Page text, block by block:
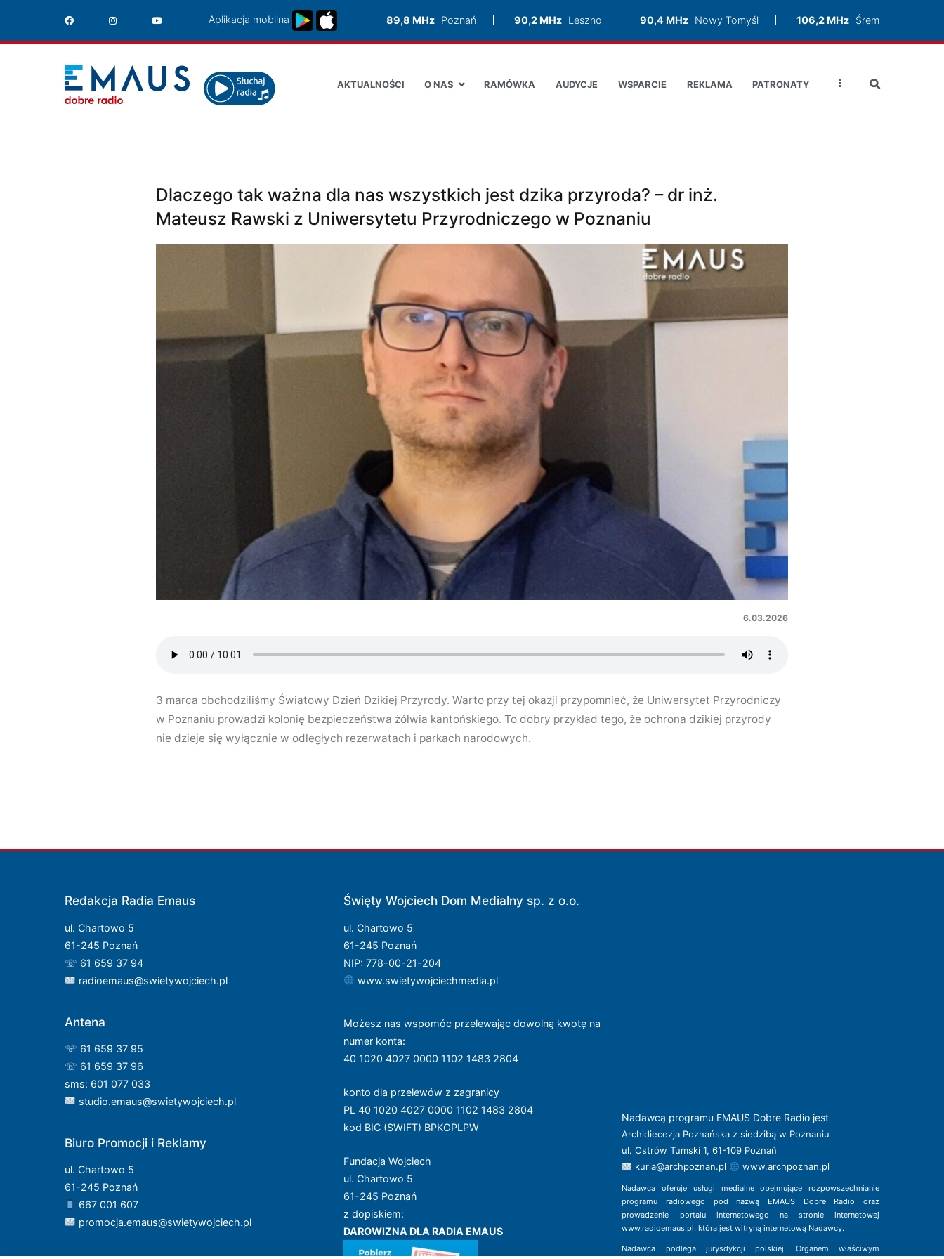
treści
89,8 MHz Poznań 90,2 MHz Leszno 90,4 MHz Nowy Tomyśl 106,2 MHz Śrem
Aplikacja mobilna
AKTUALNOŚCI O NAS RAMÓWKA AUDYCJE WSPARCIE REKLAMA PATRONATY
Dlaczego tak ważna dla nas wszystkich jest dzika przyroda? – dr inż.
Mateusz Rawski z Uniwersytetu Przyrodniczego w Poznaniu
6.03.2026
3 marca obchodziliśmy Światowy Dzień Dzikiej Przyrody. Warto przy tej okazji przypomnieć, że Uniwersytet Przyrodniczy
w Poznaniu prowadzi kolonię bezpieczeństwa żółwia kantońskiego. To dobry przykład tego, że ochrona dzikiej przyrody
nie dzieje się wyłącznie w odległych rezerwatach i parkach narodowych.
Redakcja Radia Emaus
ul. Chartowo 5
61-245 Poznań
☏ 61 659 37 94
radioemaus@swietywojciech.pl
Antena
☏ 61 659 37 95
☏ 61 659 37 96
sms: 601 077 033
studio.emaus@swietywojciech.pl
Biuro Promocji i Reklamy
ul. Chartowo 5
61-245 Poznań
667 001 607
promocja.emaus@swietywojciech.pl
Święty Wojciech Dom Medialny sp. z o.o.
ul. Chartowo 5
61-245 Poznań
NIP: 778-00-21-204
www.swietywojciechmedia.pl
Możesz nas wspomóc przelewając dowolną kwotę na
numer konta:
40 1020 4027 0000 1102 1483 2804
konto dla przelewów z zagranicy
PL 40 1020 4027 0000 1102 1483 2804
kod BIC (SWIFT) BPKOPLPW
Fundacja Wojciech
ul. Chartowo 5
61-245 Poznań
z dopiskiem:
DAROWIZNA DLA RADIA EMAUS
Nadawcą programu EMAUS Dobre Radio jest
Archidiecezja Poznańska z siedzibą w Poznaniu
ul. Ostrów Tumski 1, 61-109 Poznań
kuria@archpoznan.pl
www.archpoznan.pl
Nadawca oferuje usługi medialne obejmujące rozpowszechnianie
programu radiowego pod nazwą EMAUS Dobre Radio oraz
prowadzenie portalu internetowego na stronie internetowej
www.radioemaus.pl, która jest witryną internetową Nadawcy.
Nadawca podlega jurysdykcji polskiej. Organem właściwym